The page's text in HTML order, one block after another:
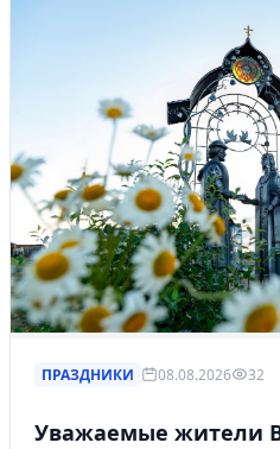
ПРАЗДНИКИ 08.08.2026 32
Уважаемые жители